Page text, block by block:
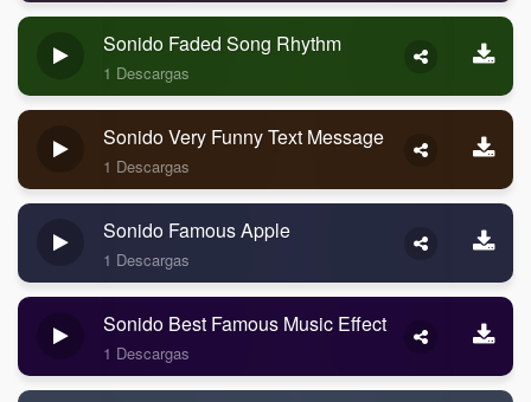
Sonido Faded Song Rhythm
1 Descargas
Sonido Very Funny Text Message
1 Descargas
Sonido Famous Apple
1 Descargas
Sonido Best Famous Music Effect
1 Descargas